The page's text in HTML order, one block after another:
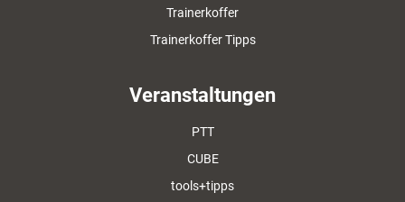
Trainerkoffer
Trainerkoffer Tipps
Veranstaltungen
PTT
CUBE
tools+tipps